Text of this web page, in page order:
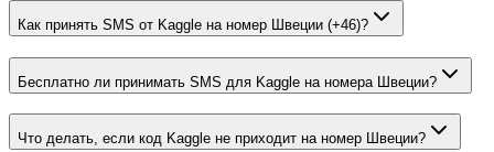
Как принять SMS от Kaggle на номер Швеции (+46)?
Бесплатно ли принимать SMS для Kaggle на номера Швеции?
Что делать, если код Kaggle не приходит на номер Швеции?